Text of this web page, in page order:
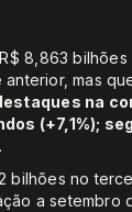
8,863
mas
na
(+7,1%);
.
bilhões no
a setembro